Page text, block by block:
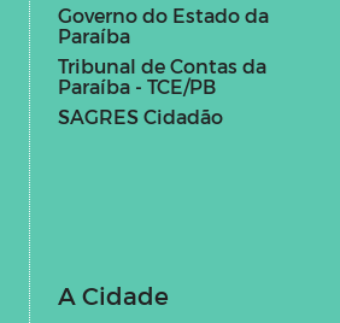
Governo do Estado da
Paraíba
Tribunal de Contas da
Paraíba - TCE/PB
SAGRES Cidadão
A Cidade